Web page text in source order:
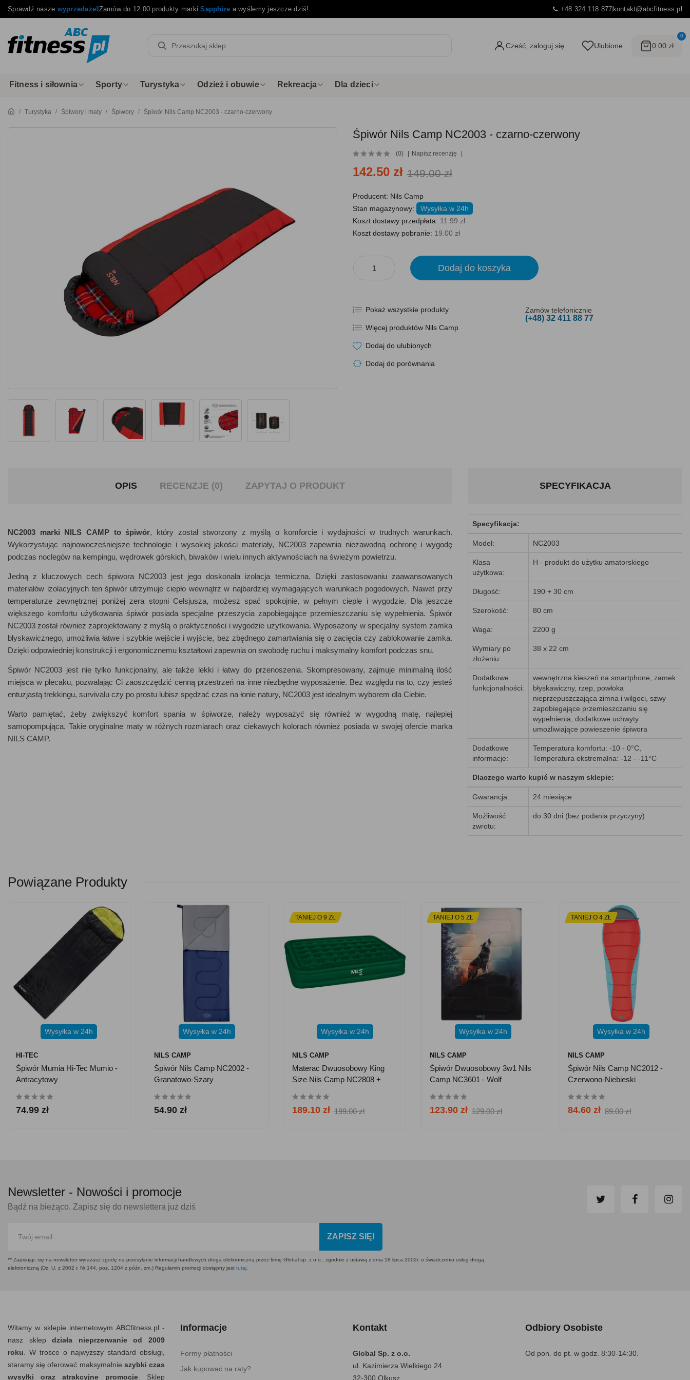
Sprawdź nasze wyprzedaże!Zamów do 12:00 produkty markiSapphire a wyślemy jeszcze dziś! +48 324 118 877kontakt@abcfitness.pl
Cześć, zaloguj się Ulubione
0
0.00 zł
Fitness i siłownia Sporty Turystyka Odzież i obuwie Rekreacja Dla dzieci
Turystyka Śpiwory i maty Śpiwory Śpiwór Nils Camp NC2003 - czarno-czerwony
Śpiwór Nils Camp NC2003 - czarno-czerwony
(0) Napisz recenzję
142.50 zł 149.00 zł
Producent: Nils Camp
Stan magazynowy:
Wysyłka w 24h
Koszt dostawy przedpłata: 11.99 zł
Koszt dostawy pobranie: 19.00 zł
Dodaj do koszyka
Pokaż wszystkie produkty
Więcej produktów Nils Camp
Dodaj do ulubionych
Dodaj do porównania
Zamów telefonicznie
(+48) 32 411 88 77
OPIS RECENZJE (0) ZAPYTAJ O PRODUKT
NC2003 marki NILS CAMP to śpiwór, który został stworzony z myślą o komforcie i wydajności w trudnych warunkach.
Wykorzystując najnowocześniejsze technologie i wysokiej jakości materiały, NC2003 zapewnia niezawodną ochronę i wygodę
podczas noclegów na kempingu, wędrowek górskich, biwaków i wielu innych aktywnościach na świeżym powietrzu.
Jedną z kluczowych cech śpiwora NC2003 jest jego doskonała izolacja termiczna. Dzięki zastosowaniu zaawansowanych
materiałów izolacyjnych ten śpiwór utrzymuje ciepło wewnątrz w najbardziej wymagających warunkach pogodowych. Nawet przy
temperaturze zewnętrznej poniżej zera stopni Celsjusza, możesz spać spokojnie, w pełnym cieple i wygodzie. Dla jeszcze
większego komfortu użytkowania śpiwór posiada specjalne przeszycia zapobiegające przemieszczaniu się wypełnienia. Śpiwór
NC2003 został również zaprojektowany z myślą o praktyczności i wygodzie użytkowania. Wyposażony w specjalny system zamka
błyskawicznego, umożliwia łatwe i szybkie wejście i wyjście, bez zbędnego zamartwiania się o zacięcia czy zablokowanie zamka.
Dzięki odpowiedniej konstrukcji i ergonomicznemu kształtowi zapewnia on swobodę ruchu i maksymalny komfort podczas snu.
Śpiwór NC2003 jest nie tylko funkcjonalny, ale także lekki i łatwy do przenoszenia. Skompresowany, zajmuje minimalną ilość
miejsca w plecaku, pozwalając Ci zaoszczędzić cenną przestrzeń na inne niezbędne wyposażenie. Bez względu na to, czy jesteś
entuzjastą trekkingu, survivalu czy po prostu lubisz spędzać czas na łonie natury, NC2003 jest idealnym wyborem dla Ciebie.
Warto pamiętać, żeby zwiększyć komfort spania w śpiworze, należy wyposażyć się również w wygodną matę, najlepiej
samopompująca. Takie oryginalne maty w różnych rozmiarach oraz ciekawych kolorach również posiada w swojej ofercie marka
NILS CAMP.
SPECYFIKACJA
Specyfikacja:
Model: NC2003
Klasa
użytkowa:
H - produkt do użytku amatorskiego
Długość: 190 + 30 cm
Szerokość: 80 cm
Waga: 2200 g
Wymiary po
złożeniu:
38 x 22 cm
Dodatkowe
funkcjonalności:
wewnętrzna kieszeń na smartphone, zamek
błyskawiczny, rzep, powłoka
nieprzepuszczająca zimna i wilgoci, szwy
zapobiegające przemieszczaniu się
wypełnienia, dodatkowe uchwyty
umożliwiające powieszenie śpiwora
Dodatkowe
informacje:
Temperatura komfortu: -10 - 0°C,
Temperatura ekstremalna: -12 - -11°C
Dlaczego warto kupić w naszym sklepie:
Gwarancja: 24 miesiące
Możliwość
zwrotu:
do 30 dni (bez podania przyczyny)
Powiązane Produkty
Wysyłka w 24h
HI-TEC
Śpiwór Mumia Hi-Tec Mumio -
Antracytowy
74.99 zł
Wysyłka w 24h
NILS CAMP
Śpiwór Nils Camp NC2002 -
Granatowo-Szary
54.90 zł
TANIEJ O 9 ZŁ
Wysyłka w 24h
NILS CAMP
Materac Dwuosobowy King
Size Nils Camp NC2808 +
189.10 zł 199.00 zł
TANIEJ O 5 ZŁ
Wysyłka w 24h
NILS CAMP
Śpiwór Dwuosobowy 3w1 Nils
Camp NC3601 - Wolf
123.90 zł 129.00 zł
TANIEJ O 4 ZŁ
Wysyłka w 24h
NILS CAMP
Śpiwór Nils Camp NC2012 -
Czerwono-Niebieski
84.60 zł 89.00 zł
Newsletter - Nowości i promocje
Bądź na bieżąco. Zapisz się do newslettera już dziś
ZAPISZ SIĘ!
** Zapisując się na newsletter wyrażasz zgodę na przesyłanie informacji handlowych drogą elektroniczną przez firmę Global sp. z o.o., zgodnie z ustawą z dnia 18 lipca 2002r. o świadczeniu usług drogą
elektroniczną (Dz. U. z 2002 r. Nr 144, poz. 1204 z późn. zm.) Regulamin promocji dostępny jest tutaj
Witamy w sklepie internetowym ABCfitness.pl -
nasz sklepdziała nieprzerwanie od 2009
roku . W trosce o najwyższy standard obsługi,
staramy się oferować maksymalnie szybki czas
wysyłki oraz atrakcyjne promocje . Sklep
Informacje
Formy płatności
Jak kupować na raty?
Kontakt
Global Sp. z o.o.
ul. Kazimierza Wielkiego 24
32-300 Olkusz
Odbiory Osobiste
Od pon. do pt. w godz. 8:30-14:30.